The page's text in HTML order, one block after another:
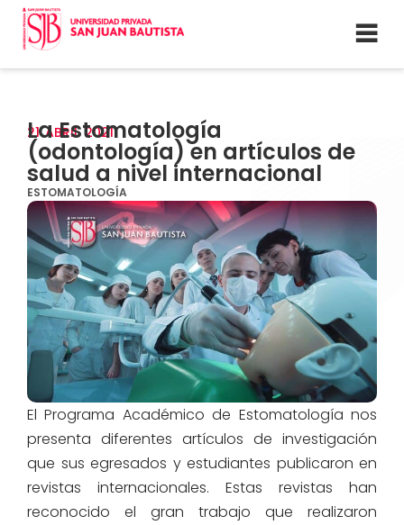
21 ABRIL 2021
La Estomatología
(odontología) en artículos de
salud a nivel internacional
ESTOMATOLOGÍA
El Programa Académico de Estomatología nos
presenta diferentes artículos de investigación
que sus egresados y estudiantes publicaron en
revistas internacionales. Estas revistas han
reconocido el gran trabajo que realizaron